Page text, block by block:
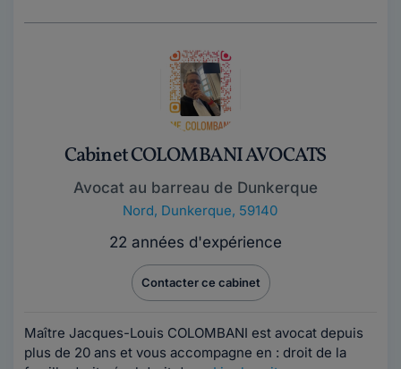
Cabinet COLOMBANI AVOCATS
Avocat au barreau de Dunkerque
Nord, Dunkerque, 59140
22 années d'expérience
Contacter ce cabinet
Maître Jacques-Louis COLOMBANI est avocat depuis
plus de 20 ans et vous accompagne en : droit de la